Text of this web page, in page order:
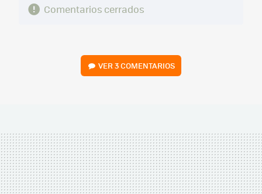
Comentarios cerrados
VER3 COMENTARIOS